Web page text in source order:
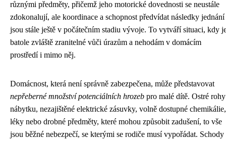
různými předměty, přičemž jeho motorické dovednosti se neustále
zdokonalují, ale koordinace a schopnost předvídat následky jednání
jsou stále ještě v počátečním stadiu vývoje. To vytváří situaci, kdy
batole zvláště zranitelné vůči úrazům a nehodám v domácím
prostředí i mimo něj.
Domácnost, která není správně zabezpečena, může představovat
nepřeberné množství potenciálních hrozeb pro malé dítě. Ostré rohy
nábytku, nezajištěné elektrické zásuvky, volně dostupné chemikálie,
léky nebo drobné předměty, které mohou způsobit zadušení, to vše
jsou běžné nebezpečí, se kterými se rodiče musí vypořádat. Schody